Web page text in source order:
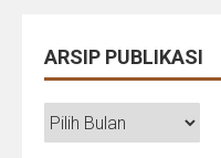
ARSIP PUBLIKASI
ARSIP
PUBLIKASI